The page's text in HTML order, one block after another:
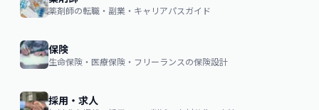
薬剤師の転職・副業・キャリアパスガイド
保険
生命保険・医療保険・フリーランスの保険設計
採用・求人